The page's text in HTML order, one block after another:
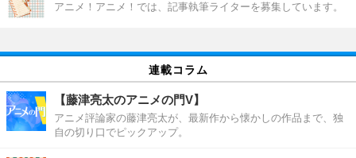
アニメ！アニメ！では、記事執筆ライターを募集しています。
連載コラム
【藤津亮太のアニメの門V】
アニメ評論家の藤津亮太が、最新作から懐かしの作品まで、独
自の切り口でピックアップ。